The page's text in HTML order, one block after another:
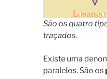
São os quatro
traçados.
Existe uma
paralelos. São os